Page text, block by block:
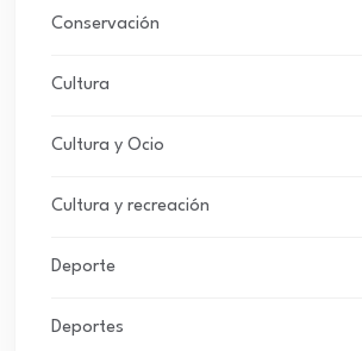
Conservación
Cultura
Cultura y Ocio
Cultura y recreación
Deporte
Deportes